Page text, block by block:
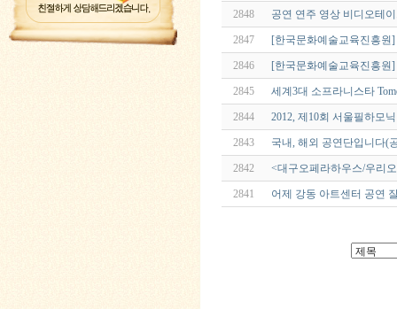
2848 공연 연주 영상 비디오테
2847 [한국문화예술교육진흥
2846 [한국문화예술교육진흥
2845 세계3대 소프라니스타
2844 2012, 제10회 서울필하모
2843 국내, 해외 공연단입니다(
2842 <대구오페라하우스/우리
2841 어제 강동 아트센터 공연